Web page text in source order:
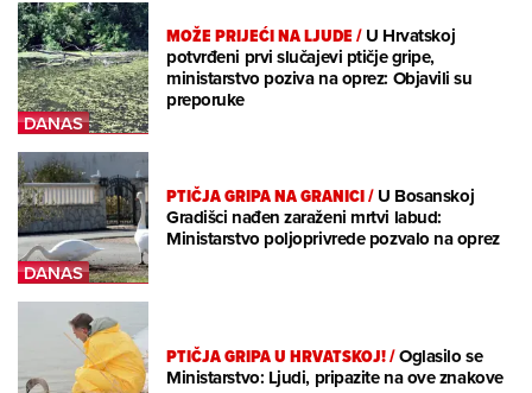
MOŽE PRIJEĆI NA LJUDE/U Hrvatskoj
potvrđeni prvi slučajevi ptičje gripe,
ministarstvo poziva na oprez: Objavili su
preporuke
PTIČJA GRIPA NA GRANICI/U Bosanskoj
Gradišci nađen zaraženi mrtvi labud:
Ministarstvo poljoprivrede pozvalo na oprez
PTIČJA GRIPA U HRVATSKOJ!/Oglasilo se
Ministarstvo: Ljudi, pripazite na ove znakove